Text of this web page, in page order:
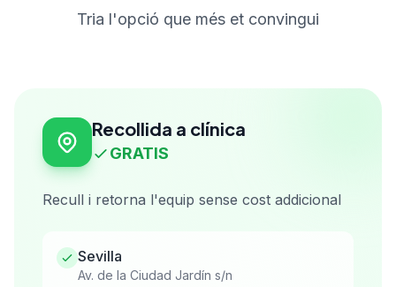
Tria l'opció que més et convingui
Recollida a clínica
GRATIS
Recull i retorna l'equip sense cost addicional
Sevilla
Av. de la Ciudad Jardín s/n